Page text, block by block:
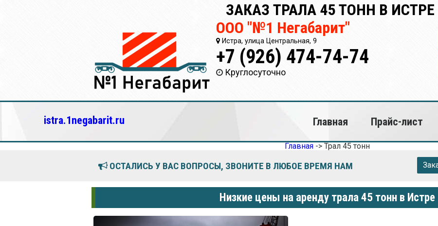
ЗАКАЗ ТРАЛА 45 ТОНН В ИСТРЕ
ООО "№1 Негабарит"
Истра, улица Центральная, 9
+7 (926) 474-74-74
Круглосуточно
istra.1negabarit.ru Главная Прайс-лист
Главная-> Трал 45 тонн
ОСТАЛИСЬ У ВАС ВОПРОСЫ, ЗВОНИТЕ В ЛЮБОЕ ВРЕМЯ НАМ
Низкие цены на аренду трала 45 тонн в Истре